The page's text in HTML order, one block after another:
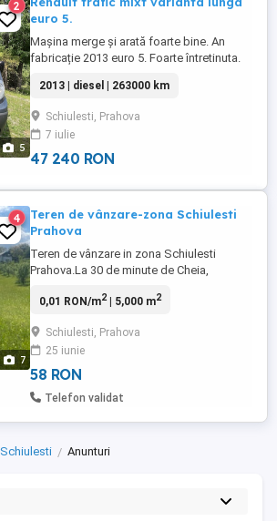
5
2
euro 5.
Mașina merge și arată foarte bine. An
fabricație 2013 euro 5. Foarte întretinuta.
115 cp.Nu necesita investiții. Mixtă
varianta lunga. Pentru mai multe detalii
sunați la Nr
2013 | diesel | 263000 km
Schiulesti, Prahova
7 iulie
47 240 RON
7
4
Teren de vânzare-zona Schiulesti
Prahova
Teren de vânzare in zona Schiulesti
Prahova.La 30 de minute de Cheia,
metri patrati
0,01 RON/m2| 5,000 m2
Schiulesti, Prahova
25 iunie
58 RON
Telefon validat
Schiulesti Anunturi